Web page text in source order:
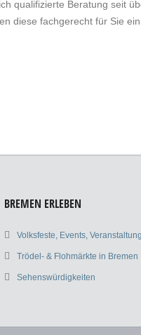
qualifizierte Beratung seit
diese fachgerecht für Sie ein.
BREMEN ERLEBEN
Volksfeste, Events,
Trödel- & Flohmärkte in Bremen
Sehenswürdigkeiten